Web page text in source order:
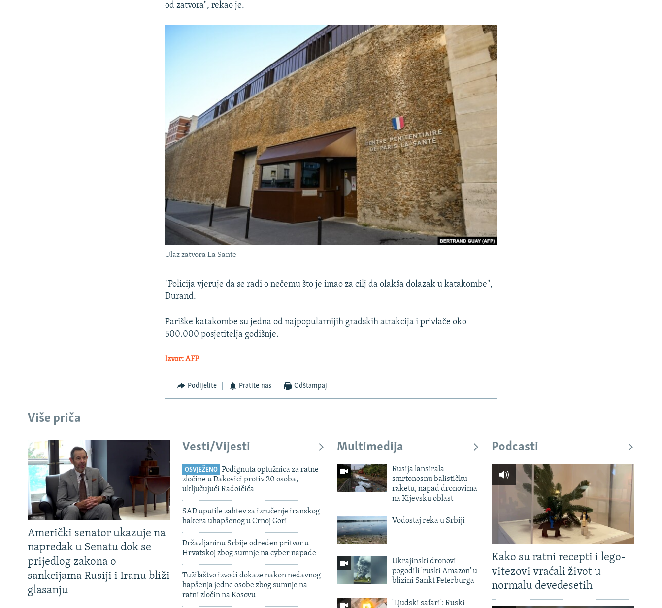
od zatvora", rekao je.
Ulaz zatvora La Sante
"Policija vjeruje da se radi o nečemu što je imao za cilj da olakša dolazak u katakombe",
Durand.
Pariške katakombe su jedna od najpopularnijih gradskih atrakcija i privlače oko
500.000 posjetitelja godišnje.
Izvor: AFP
Podijelite Pratite nas Odštampaj
Više priča
Američki senator ukazuje na
napredak u Senatu dok se
prijedlog zakona o
sankcijama Rusiji i Iranu bliži
glasanju
Vesti/Vijesti
OSVJEŽENO
Podignuta optužnica za ratne
zločine u Đakovici protiv 20 osoba,
uključujući Radoičića
SAD uputile zahtev za izručenje iranskog
hakera uhapšenog u Crnoj Gori
Državljaninu Srbije određen pritvor u
Hrvatskoj zbog sumnje na cyber napade
Tužilaštvo izvodi dokaze nakon nedavnog
hapšenja jedne osobe zbog sumnje na
ratni zločin na Kosovu
Multimedija
Rusija lansirala
smrtonosnu balističku
raketu, napad dronovima
na Kijevsku oblast
Vodostaj reka u Srbiji
Ukrajinski dronovi
pogodili 'ruski Amazon' u
blizini Sankt Peterburga
'Ljudski safari': Ruski
Podcasti
Kako su ratni recepti i lego-
vitezovi vraćali život u
normalu devedesetih